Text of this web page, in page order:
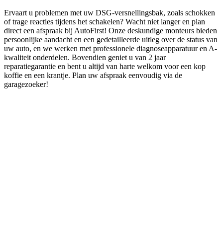
Ervaart u problemen met uw DSG-versnellingsbak, zoals schokken
of trage reacties tijdens het schakelen? Wacht niet langer en plan
direct een afspraak bij AutoFirst! Onze deskundige monteurs bieden
persoonlijke aandacht en een gedetailleerde uitleg over de status van
uw auto, en we werken met professionele diagnoseapparatuur en A-
kwaliteit onderdelen. Bovendien geniet u van 2 jaar
reparatiegarantie en bent u altijd van harte welkom voor een kop
koffie en een krantje. Plan uw afspraak eenvoudig via de
garagezoeker!